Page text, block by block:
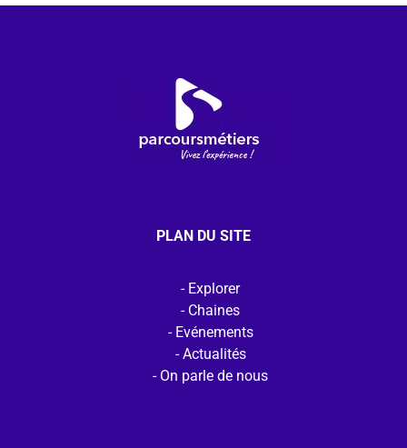
PLAN DU SITE
Explorer
Chaines
Evénements
Actualités
On parle de nous